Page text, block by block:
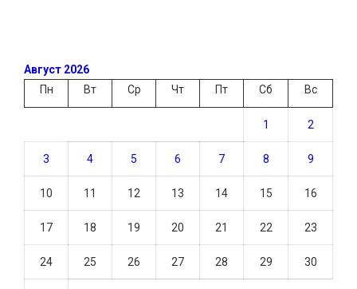
Август 2026
Пн
Вт Ср Чт Пт Сб Вс
1 2
3 4 5 6 7 8 9
10 11 12 13 14 15 16
17 18 19 20 21 22 23
24 25 26 27 28 29 30